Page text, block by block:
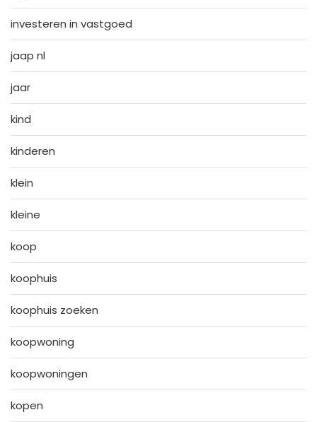
investeren in vastgoed
jaap nl
jaar
kind
kinderen
klein
kleine
koop
koophuis
koophuis zoeken
koopwoning
koopwoningen
kopen